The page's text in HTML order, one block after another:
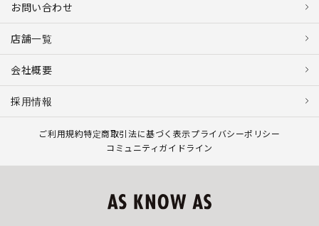
お問い合わせ
店舗一覧
会社概要
採用情報
ご利用規約特定商取引法に基づく表示プライバシーポリシー
コミュニティガイドライン